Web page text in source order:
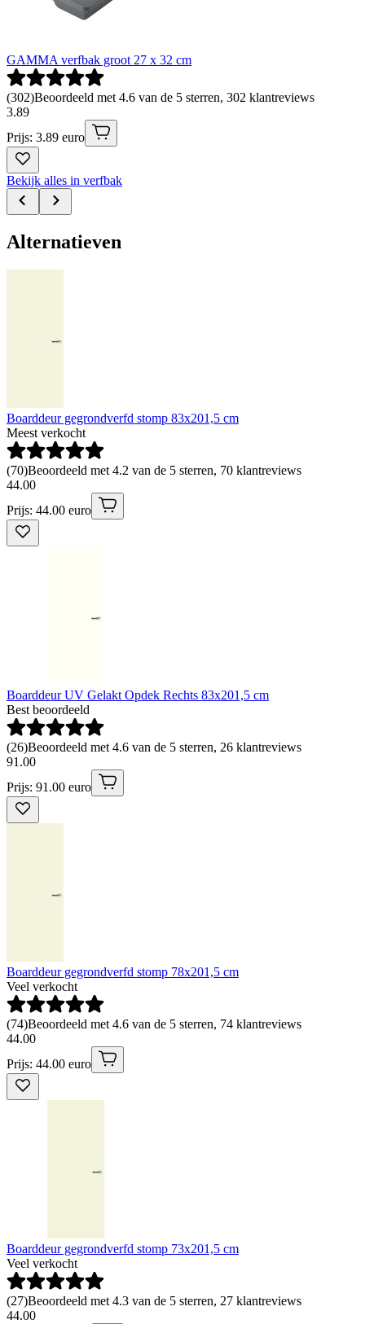
GAMMA verfbak groot 27 x 32 cm
(302)Beoordeeld met 4.6 van de 5 sterren, 302 klantreviews
3.89
Prijs: 3.89 euro
Bekijk alles in verfbak
Alternatieven
Boarddeur gegrondverfd stomp 83x201,5 cm
Meest verkocht
(70)Beoordeeld met 4.2 van de 5 sterren, 70 klantreviews
44.00
Prijs: 44.00 euro
Boarddeur UV Gelakt Opdek Rechts 83x201,5 cm
Best beoordeeld
(26)Beoordeeld met 4.6 van de 5 sterren, 26 klantreviews
91 .00
Prijs: 91.00 euro
Boarddeur gegrondverfd stomp 78x201,5 cm
Veel verkocht
(74)Beoordeeld met 4.6 van de 5 sterren, 74 klantreviews
44.00
Prijs: 44.00 euro
Boarddeur gegrondverfd stomp 73x201,5 cm
Veel verkocht
(27)Beoordeeld met 4.3 van de 5 sterren, 27 klantreviews
44.00